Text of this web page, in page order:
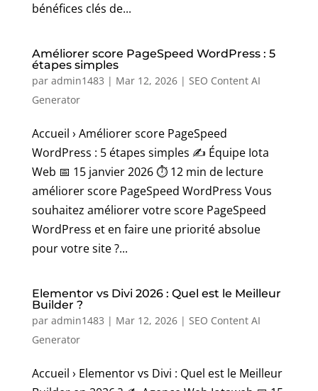
bénéfices clés de...
Améliorer score PageSpeed WordPress : 5
étapes simples
par admin1483 | Mar 12, 2026| SEO Content AI
Generator
Accueil › Améliorer score PageSpeed
WordPress : 5 étapes simples ✍️ Équipe Iota
Web 📅 15 janvier 2026 ⏱️ 12 min de lecture
améliorer score PageSpeed WordPress Vous
souhaitez améliorer votre score PageSpeed
WordPress et en faire une priorité absolue
pour votre site ?...
Elementor vs Divi 2026 : Quel est le Meilleur
Builder ?
par admin1483 | Mar 12, 2026| SEO Content AI
Generator
Accueil › Elementor vs Divi : Quel est le Meilleur